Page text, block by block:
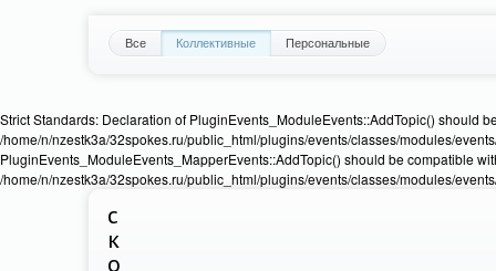
Все Коллективные Персональные
Strict Standards: Declaration of PluginEvents_ModuleEvents::AddTopic() should
/home/n/nzestk3a/32spokes.ru/public_html/plugins/events/classes/modules/
PluginEvents_ModuleEvents_MapperEvents::AddTopic() should be compatible
/home/n/nzestk3a/32spokes.ru/public_html/plugins/events/classes/modules/
с
к
о